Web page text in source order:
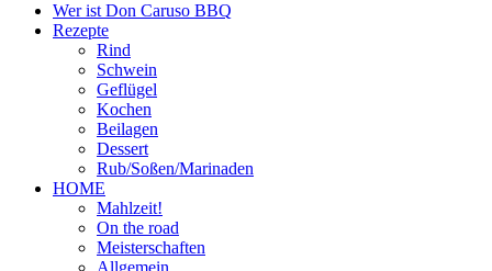
Wer ist Don Caruso BBQ
Rezepte
Rind
Schwein
Geflügel
Kochen
Beilagen
Dessert
Rub/Soßen/Marinaden
HOME
Mahlzeit!
On the road
Meisterschaften
Allgemein